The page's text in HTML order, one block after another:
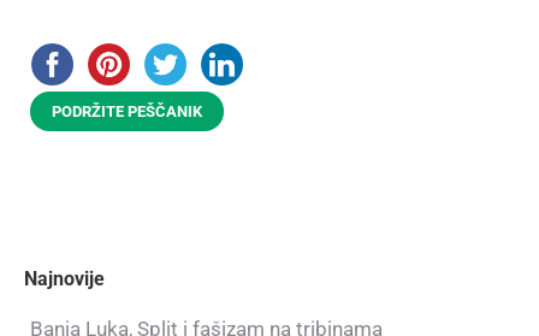
PODRŽITE PEŠČANIK
Najnovije
Banja Luka, Split i fašizam na tribinama